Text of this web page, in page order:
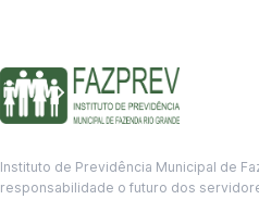
Instituto de Previdência Municipal de
responsabilidade o futuro dos